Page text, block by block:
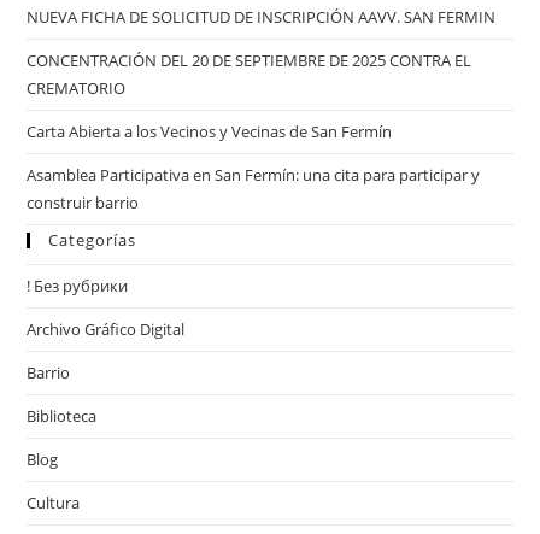
NUEVA FICHA DE SOLICITUD DE INSCRIPCIÓN AAVV. SAN FERMIN
CONCENTRACIÓN DEL 20 DE SEPTIEMBRE DE 2025 CONTRA EL
CREMATORIO
Carta Abierta a los Vecinos y Vecinas de San Fermín
Asamblea Participativa en San Fermín: una cita para participar y
construir barrio
Categorías
! Без рубрики
Archivo Gráfico Digital
Barrio
Biblioteca
Blog
Cultura